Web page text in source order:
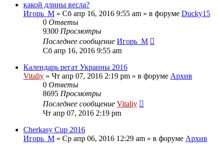
какой длины весла?
Игорь_М » Сб апр 16, 2016 9:55 am » в форуме Ducky15
0 Ответы
9300 Просмотры
Последнее сообщение Игорь_М
Сб апр 16, 2016 9:55 am
Календарь регат Украины 2016
Vitaliy » Чт апр 07, 2016 2:19 pm » в форуме Архив
0 Ответы
8695 Просмотры
Последнее сообщение Vitaliy
Чт апр 07, 2016 2:19 pm
Cherkasy Cup 2016
Игорь_М » Ср апр 06, 2016 12:29 am » в форуме Архив